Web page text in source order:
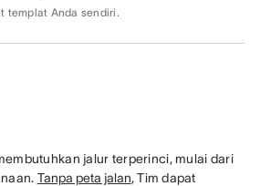
templat Anda sendiri.
jalur terperinci, mulai dari
Tanpa peta jalan, Tim dapat